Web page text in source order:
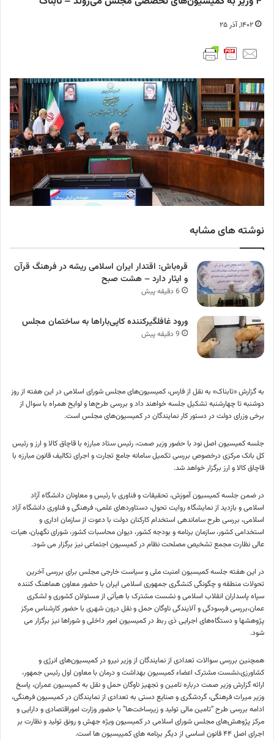
۱۴۰۲, آذر ۲۵
نوشته های مشابه
قره‌باش: اقتدار ایران اسلامی ریشه در فرهنگ قرآن
و ایثار دارد – هشت صبح
6 دقیقه پیش
ورود غافلگیرکننده کاپی‌باراها به ساختمان مجلس
9 دقیقه پیش
به گزارش «تابناک» به نقل از فارس، کمیسیون‌های مجلس شورای اسلامی در این هفته از روز
دوشنبه تا چهارشنبه تشکیل جلسه خواهند داد و بررسی طرح‌ها و لوایح همراه با سوال از
برخی وزرای دولت در دستور کار نمایندگان در کمیسیون‌های مجلس است.
جلسه کمیسیون اصل نود با حضور وزیر صمت، رئیس ستاد مبارزه با قاچاق کالا و ارز و رئیس
کل بانک مرکزی درخصوص بررسی تکمیل سامانه جامع تجارت و اجرای تکالیف قانون مبارزه با
قاچاق کالا و ارز برگزار خواهد شد.
در ضمن جلسه کمیسیون آموزش، تحقیقات و فناوری با رئیس و معاونان دانشگاه آزاد
اسلامی و بازدید از نمایشگاه روایت تحول، دستاوردهای علمی، فرهنگی و فناوری دانشگاه آزاد
اسلامی، بررسی طرح ساماندهی استخدام کارکنان دولت با دعوت از سازمان اداری و
استخدامی کشور، سازمان برنامه و بودجه کشور، دیوان محاسبات کشور، شورای نگهبان، هیات
عالی نظارت مجمع تشخیص مصلحت نظام در کمیسیون اجتماعی نیز برگزار می شود.
در این هفته جلسه کمیسیون امنیت ملی و سیاست خارجی مجلس برای بررسی آخرین
تحولات منطقه و چگونگی کنشگری جمهوری اسلامی ایران با حضور معاون هماهنگ کننده
سپاه پاسداران انقلاب اسلامی و نشست مشترک با هیأتی از مسئولان کشوری و لشکری
عمان،بررسی فرسودگی و آلایندگی ناوگان حمل و نقل درون شهری با حضور کارشناس مرکز
پژوهشها و دستگاه‌های اجرایی ذی ربط در کمیسیون امور داخلی و شوراها نیز برگزار می
شود.
همچنین بررسی سوالات تعدادی از نمایندگان از وزیر نیرو در کمیسیون‌های انرژی و
کشاورزی،نشست مشترک اعضاء کمیسیون بهداشت و درمان با معاون اول رئیس جمهور،
ارائه گزارش وزیر صمت درباره تامین و تجهیز ناوگان حمل و نقل به کمیسیون عمران، پاسخ
وزیر میراث فرهنگی، گردشگری و صنایع دستی به تعدادی از نمایندگان در کمیسیون فرهنگی،
ادامه بررسی طرح “تامین مالی تولید و زیرساخت‌ها” با حضور وزارت اموراقتصادی و دارایی و
مرکز پژوهش‌های مجلس شورای اسلامی در کمیسیون ویژه جهش و رونق تولید و نظارت بر
اجرای اصل ۴۴ قانون اساسی از دیگر برنامه های کمییسیون ها است.